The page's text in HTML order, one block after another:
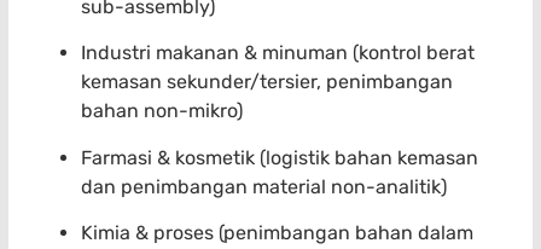
sub-assembly)
Industri makanan & minuman (kontrol berat
kemasan sekunder/tersier, penimbangan
bahan non-mikro)
Farmasi & kosmetik (logistik bahan kemasan
dan penimbangan material non-analitik)
Kimia & proses (penimbangan bahan dalam